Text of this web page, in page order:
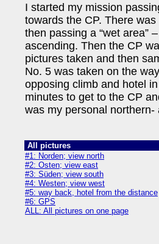
I started my mission
towards the CP. There
then passing a “wet area”
ascending. Then the CP
pictures taken and then
No. 5 was taken on the
opposing climb and hotel
minutes to get to the CP
was my personal northern-
All pictures
#1: Norden; view north
#2: Osten; view east
#3: Süden; view south
#4: Westen; view west
#5: way back, hotel from the distance
#6: GPS
ALL: All pictures on one page